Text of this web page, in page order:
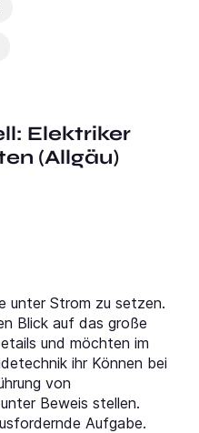
Elektriker
(Allgäu)
unter Strom zu setzen.
Blick auf das große
und möchten im
ihr Können bei
von
Beweis stellen.
Aufgabe.